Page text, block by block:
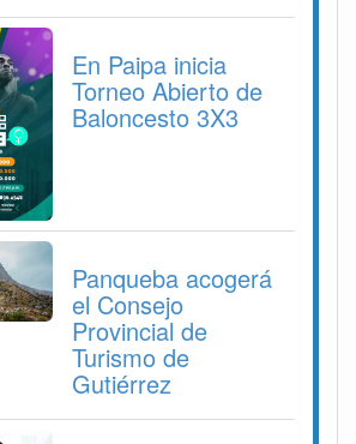
En Paipa inicia
Torneo Abierto de
Baloncesto 3X3
Panqueba acogerá
el Consejo
Provincial de
Turismo de
Gutiérrez